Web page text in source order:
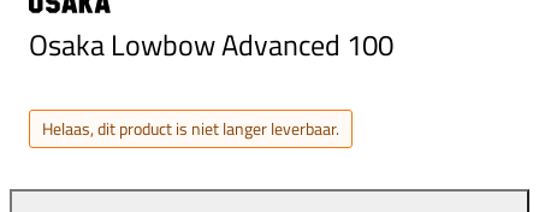
Osaka Lowbow Advanced 100
Helaas, dit product is niet langer leverbaar.